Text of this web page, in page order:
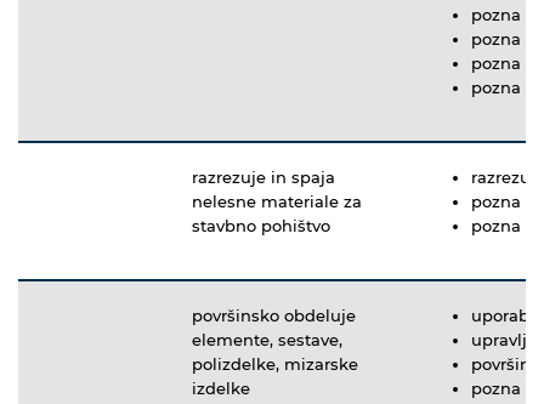
pozna
pozna
pozna
pozna
razrezuje in spaja
nelesne materiale za
stavbno pohištvo
pozna
pozna
površinsko obdeluje
elemente, sestave,
polizdelke, mizarske
izdelke
upravlja
pozna